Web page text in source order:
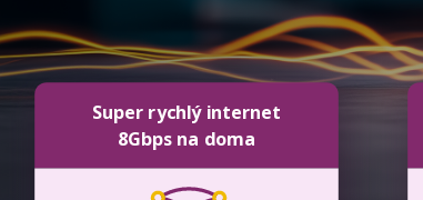
Super rychlý internet
8Gbps na doma